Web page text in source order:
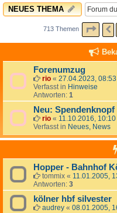
NEUES THEMA
713 Themen
Forenumzug
rio « 27.04.2023, 08:53
Verfasst in Hinweise
Antworten: 1
Neu:
rio « 11.10.2016, 10:10
Verfasst in Neues, News
Hopper - Bahnhof
tommix « 11.01.2005,
Antworten: 3
kölner hbf silvester
audrey « 08.01.2005,